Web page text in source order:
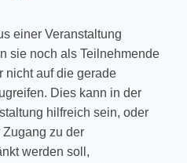
einer Veranstaltung
sie noch als Teilnehmende
nicht auf die gerade
Dies kann in der
hilfreich sein, oder
zu der
werden soll,